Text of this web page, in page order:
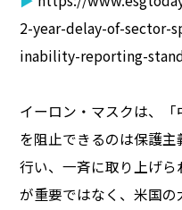
2-year-delay-of-sector-
inability-reporting-
イーロン・マスクは、
を阻止できるのは保護
行い、一斉に取り上げ
が重要ではなく、米国